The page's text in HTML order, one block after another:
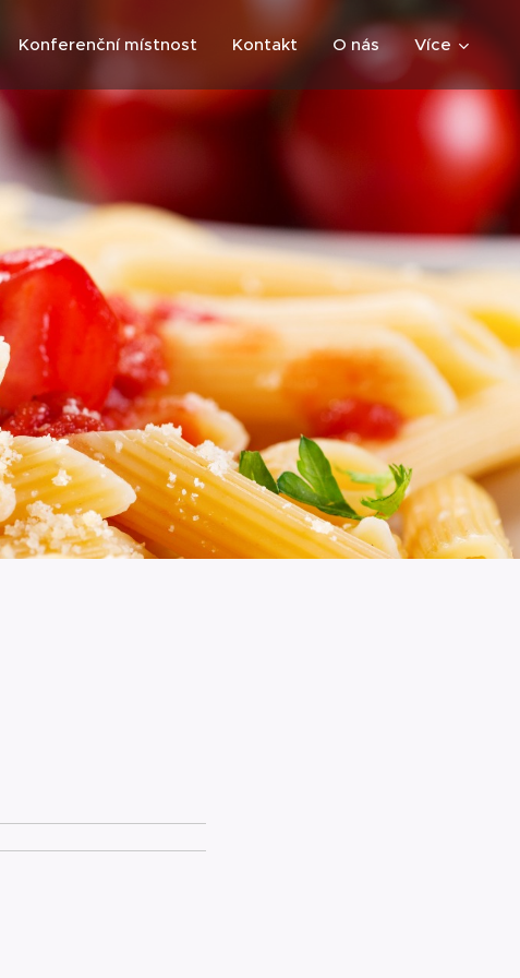
Konferenční místnost Kontakt O nás Více